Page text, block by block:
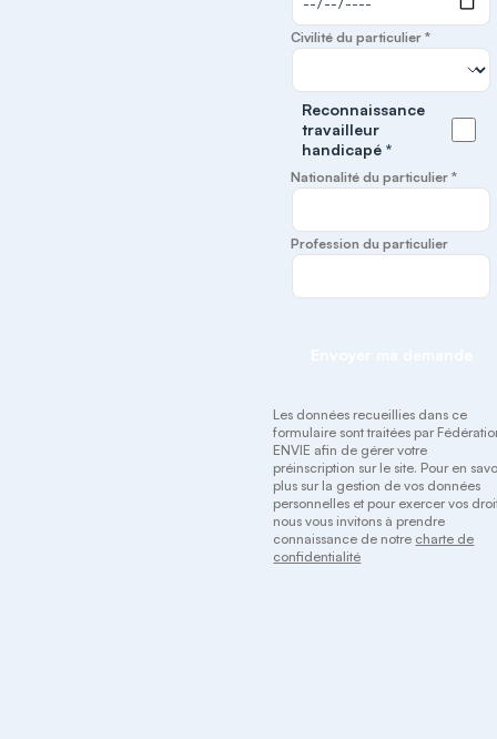
Civilité du particulier *
Reconnaissance
travailleur
handicapé *
Nationalité du particulier *
Profession du particulier
Les données recueillies dans ce
formulaire sont traitées par
ENVIE afin de gérer votre
préinscription sur le site. Pour en
plus sur la gestion de vos données
personnelles et pour exercer vos
nous vous invitons à prendre
connaissance de notre charte de
confidentialité